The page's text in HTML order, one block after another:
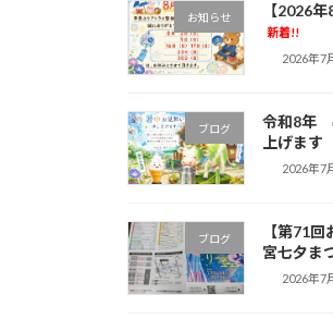
お知らせ 【2026
新着!!
2026年7
ブログ
令和8年
上げます
2026年7
ブログ
【第71
宮七夕ま
2026年7